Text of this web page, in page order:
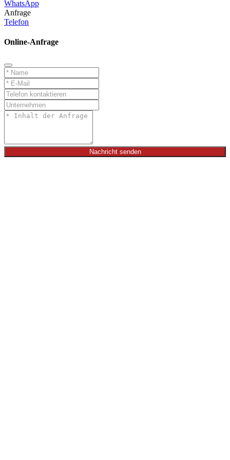
WhatsApp
Anfrage
Telefon
Online-Anfrage
Nachricht senden